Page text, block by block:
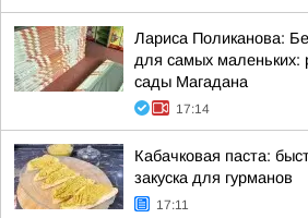
Лариса Поликанова:
для самых маленьких:
сады Магадана
17:14
Кабачковая паста:
закуска для гурманов
17:11